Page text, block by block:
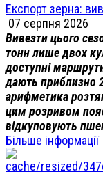
Експорт зерна:
07 серпня 2026
Вивезти цього
тонн лише двох
доступні
дають приблизно
арифметика
цим розривом
відкуповують
Більше інформації